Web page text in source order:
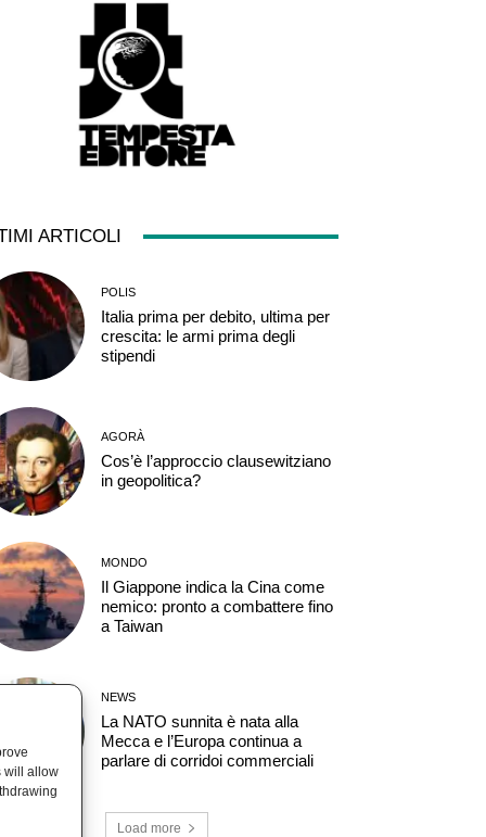
will allow
ARTICOLI
POLIS
Italia prima per debito, ultima per
crescita: le armi prima degli
stipendi
AGORÀ
Cos’è l’approccio clausewitziano
in geopolitica?
MONDO
Il Giappone indica la Cina come
nemico: pronto a combattere fino
a Taiwan
NEWS
La NATO sunnita è nata alla
Mecca e l’Europa continua a
parlare di corridoi commerciali
Load more